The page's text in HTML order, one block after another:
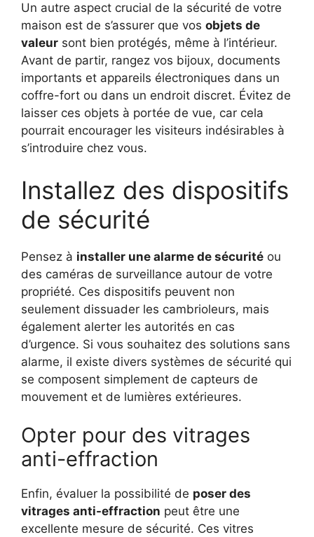
Un autre aspect crucial de la sécurité de votre
maison est de s’assurer que vos objets de
valeur sont bien protégés, même à l’intérieur.
Avant de partir, rangez vos bijoux, documents
importants et appareils électroniques dans un
coffre-fort ou dans un endroit discret. Évitez de
laisser ces objets à portée de vue, car cela
pourrait encourager les visiteurs indésirables à
s’introduire chez vous.
Installez des dispositifs
de sécurité
Pensez à installer une alarme de sécurité ou
des caméras de surveillance autour de votre
propriété. Ces dispositifs peuvent non
seulement dissuader les cambrioleurs, mais
également alerter les autorités en cas
d’urgence. Si vous souhaitez des solutions sans
alarme, il existe divers systèmes de sécurité qui
se composent simplement de capteurs de
mouvement et de lumières extérieures.
Opter pour des vitrages
anti-effraction
Enfin, évaluer la possibilité de poser des
vitrages anti-effraction peut être une
excellente mesure de sécurité. Ces vitres